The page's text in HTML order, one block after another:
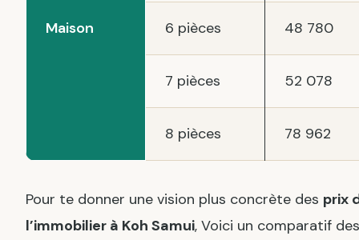
Maison 6 pièces 48 780
7 pièces 52 078
8 pièces 78 962
Pour te donner une vision plus concrète des prix
l’immobilier à Koh Samui, Voici un comparatif des